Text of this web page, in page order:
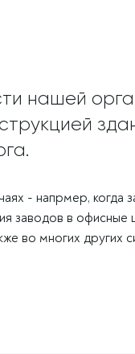
нашей
- напрмер, когда
заводов в офисные
во многих других